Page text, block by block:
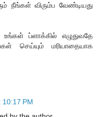
நீங்கள் விரும்ப வேண்டியது
ப்ளாக்கில் எழுதுவதே
செய்யும் மரியாதையாக
PM